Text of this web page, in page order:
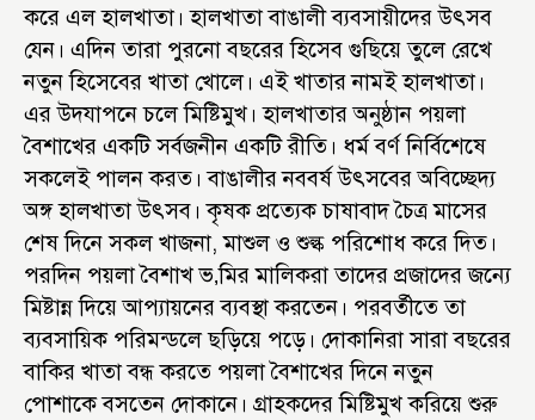
করে এল হালখাতা। হালখাতা বাঙালী ব্যবসায়ীদের উৎসব
যেন। এদিন তারা পুরনো বছরের হিসেব গুছিয়ে তুলে রেখে
নতুন হিসেবের খাতা খোলে। এই খাতার নামই হালখাতা।
এর উদযাপনে চলে মিষ্টিমুখ। হালখাতার অনুষ্ঠান পয়লা
বৈশাখের একটি সর্বজনীন একটি রীতি। ধর্ম বর্ণ নির্বিশেষে
সকলেই পালন করত। বাঙালীর নববর্ষ উৎসবের অবিচ্ছেদ্য
অঙ্গ হালখাতা উৎসব। কৃষক প্রত্যেক চাষাবাদ চৈত্র মাসের
শেষ দিনে সকল খাজনা, মাশুল ও শুল্ক পরিশোধ করে দিত।
পরদিন পয়লা বৈশাখ ভ‚মির মালিকরা তাদের প্রজাদের জন্যে
মিষ্টান্ন দিয়ে আপ্যায়নের ব্যবস্থা করতেন। পরবর্তীতে তা
ব্যবসায়িক পরিমন্ডলে ছড়িয়ে পড়ে। দোকানিরা সারা বছরের
বাকির খাতা বন্ধ করতে পয়লা বৈশাখের দিনে নতুন
পোশাকে বসতেন দোকানে। গ্রাহকদের মিষ্টিমুখ করিয়ে শুরু